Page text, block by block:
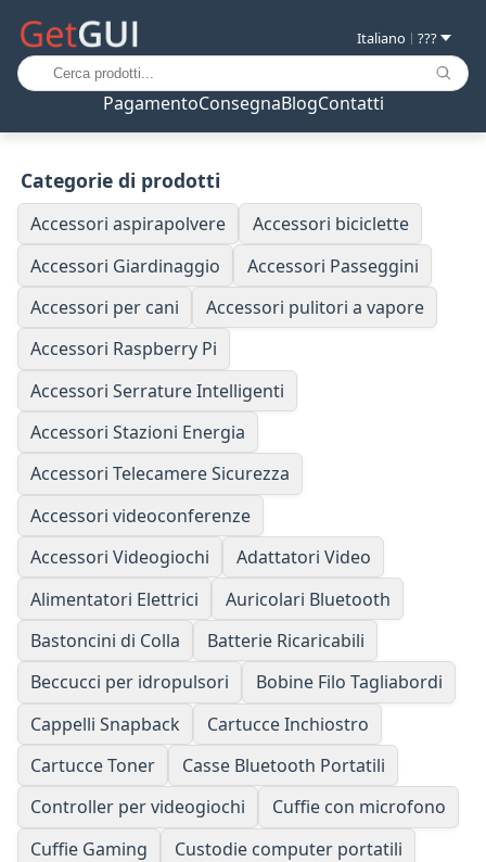
PagamentoConsegnaBlogContatti
Italiano | ???
Categorie di prodotti
Accessori aspirapolvere
Accessori biciclette
Accessori Giardinaggio
Accessori Passeggini
Accessori per cani
Accessori pulitori a vapore
Accessori Raspberry Pi
Accessori Serrature Intelligenti
Accessori Stazioni Energia
Accessori Telecamere Sicurezza
Accessori videoconferenze
Accessori Videogiochi
Adattatori Video
Alimentatori Elettrici
Auricolari Bluetooth
Bastoncini di Colla
Batterie Ricaricabili
Beccucci per idropulsori
Bobine Filo Tagliabordi
Cappelli Snapback
Cartucce Inchiostro
Cartucce Toner
Casse Bluetooth Portatili
Controller per videogiochi
Cuffie con microfono
Cuffie Gaming
Custodie computer portatili